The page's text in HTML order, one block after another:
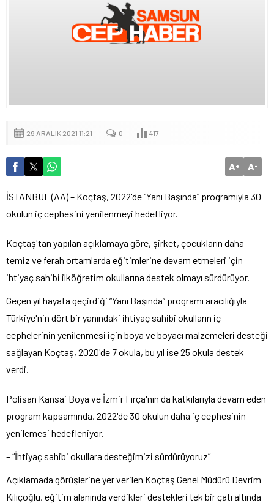
29 ARALIK 2021 11:21 0 417
A+ A-
İSTANBUL (AA) – Koçtaş, 2022'de “Yanı Başında” programıyla 30
okulun iç cephesini yenilenmeyi hedefliyor.
Koçtaş'tan yapılan açıklamaya göre, şirket, çocukların daha
temiz ve ferah ortamlarda eğitimlerine devam etmeleri için
ihtiyaç sahibi ilköğretim okullarına destek olmayı sürdürüyor.
Geçen yıl hayata geçirdiği “Yanı Başında” programı aracılığıyla
Türkiye'nin dört bir yanındaki ihtiyaç sahibi okulların iç
cephelerinin yenilenmesi için boya ve boyacı malzemeleri desteği
sağlayan Koçtaş, 2020'de 7 okula, bu yıl ise 25 okula destek
verdi.
Polisan Kansai Boya ve İzmir Fırça'nın da katkılarıyla devam eden
program kapsamında, 2022'de 30 okulun daha iç cephesinin
yenilemesi hedefleniyor.
– “İhtiyaç sahibi okullara desteğimizi sürdürüyoruz”
Açıklamada görüşlerine yer verilen Koçtaş Genel Müdürü Devrim
Kılıçoğlu, eğitim alanında verdikleri destekleri tek bir çatı altında